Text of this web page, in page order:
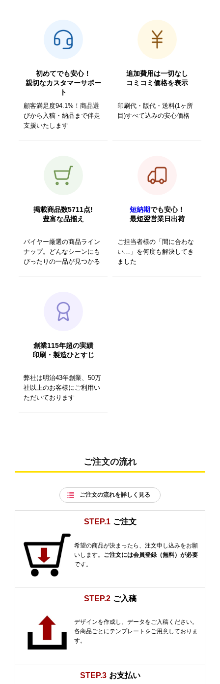
初めてでも安心！
親切なカスタマーサポー
ト
顧客満足度94.1%！商品選
びから入稿・納品まで伴走
支援いたします
追加費用は一切なし
コミコミ価格を表示
印刷代・版代・送料(1ヶ所
目)すべて込みの安心価格
掲載商品数5711点!
豊富な品揃え
バイヤー厳選の商品ライン
ナップ。どんなシーンにも
ぴったりの一品が見つかる
短納期でも安心！
最短翌営業日出荷
ご担当者様の「間に合わな
い…」を何度も解決してき
ました
創業115年超の実績
印刷・製造ひとすじ
弊社は明治43年創業、50万
社以上のお客様にご利用い
ただいております
ご注文の流れ
ご注文の流れを詳しく見る
STEP.1 ご注文
希望の商品が決まったら、注文申し込みをお願
いします。 ご注文には会員登録（無料）が必要
です。
STEP.2 ご入稿
デザインを作成し、データをご入稿ください。
各商品ごとにテンプレートをご用意しておりま
す。
STEP.3 お支払い